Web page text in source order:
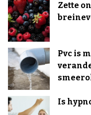
Zette
Pvc is
Is